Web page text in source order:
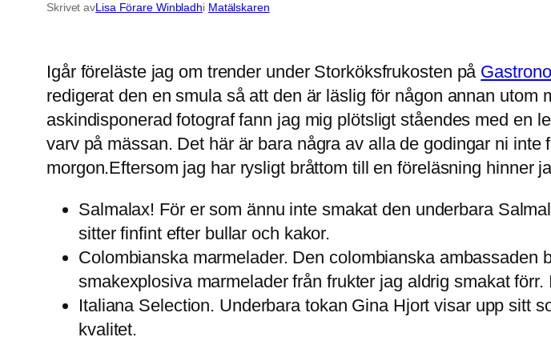
Skrivet avLisa Förare Winbladhi Matälskaren
Igår föreläste jag om trender under Storköksfrukosten på
redigerat den en smula så att den är läslig för någon annan
askindisponerad fotograf fann jag mig plötsligt ståendes med en
varv på mässan. Det här är bara några av alla de godingar ni
morgon.Eftersom jag har rysligt bråttom till en föreläsning hinner
Salmalax! För er som ännu inte smakat den underbara
sitter finfint efter bullar och kakor.
Colombianska marmelader. Den colombianska
smakexplosiva marmelader från frukter jag aldrig smakat
Italiana Selection. Underbara tokan Gina Hjort visar upp sitt
kvalitet.